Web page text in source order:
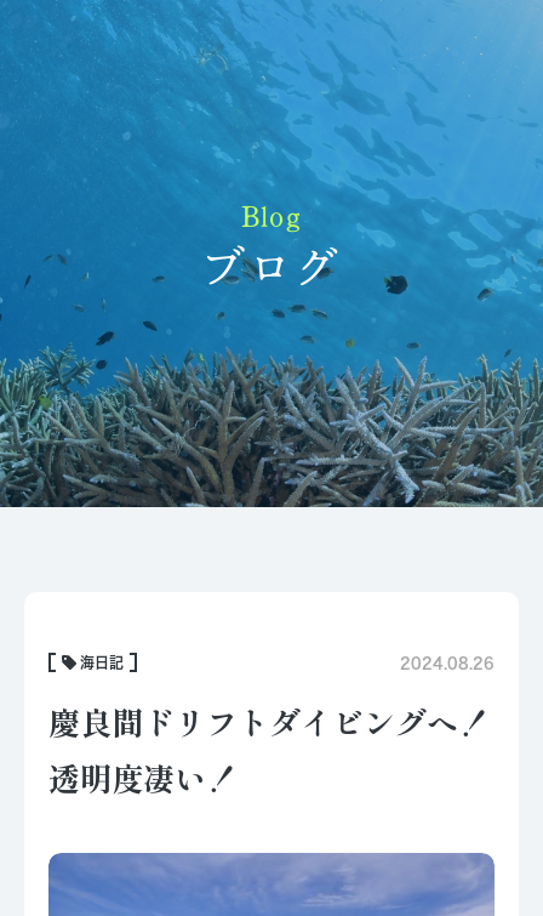
Blog
ブログ
海日記 2024.08.26
慶良間ドリフトダイビングへ！
透明度凄い！